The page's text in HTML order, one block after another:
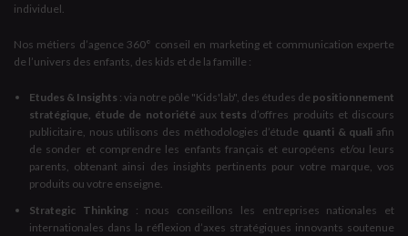
individuel.
Nos métiers d’agence 360° conseil en marketing et communication experte
de l’univers des enfants, des kids et de la famille :
Etudes & Insights : via notre pôle "Kids'lab", des études de positionnement
stratégique, étude de notoriété auxtests d’offres produits et discours
publicitaire, nous utilisons des méthodologies d’étude quanti & quali afin
de sonder et comprendre les enfants français et européens et/ou leurs
parents, obtenant ainsi des insights pertinents pour votre marque, vos
produits ou votre enseigne.
Strategic Thinking: nous conseillons les entreprises nationales et
internationales dans la réflexion d’axes stratégiques innovants soutenue